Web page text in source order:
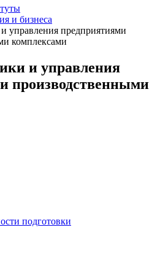
и бизнеса
управления предприятиями
комплексами
и управления
производственными
подготовки